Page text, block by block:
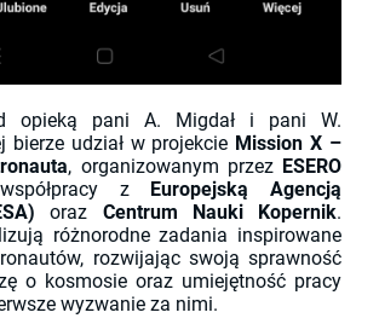
opieką pani A. Migdał i pani W.
bierze udział w projekcie Mission X –
, organizowanym przez ESERO
z
Europejską Agencją
oraz Centrum Nauki Kopernik.
różnorodne zadania inspirowane
rozwijając swoją sprawność
o kosmosie oraz umiejętność pracy
wyzwanie za nimi.